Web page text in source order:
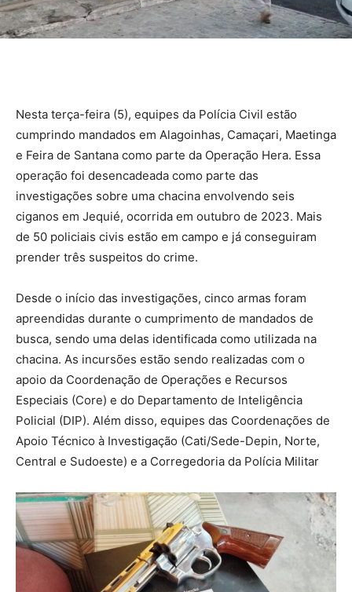
Nesta terça-feira (5), equipes da Polícia Civil estão
cumprindo mandados em Alagoinhas, Camaçari, Maetinga
e Feira de Santana como parte da Operação Hera. Essa
operação foi desencadeada como parte das
investigações sobre uma chacina envolvendo seis
ciganos em Jequié, ocorrida em outubro de 2023. Mais
de 50 policiais civis estão em campo e já conseguiram
prender três suspeitos do crime.
Desde o início das investigações, cinco armas foram
apreendidas durante o cumprimento de mandados de
busca, sendo uma delas identificada como utilizada na
chacina. As incursões estão sendo realizadas com o
apoio da Coordenação de Operações e Recursos
Especiais (Core) e do Departamento de Inteligência
Policial (DIP). Além disso, equipes das Coordenações de
Apoio Técnico à Investigação (Cati/Sede-Depin, Norte,
Central e Sudoeste) e a Corregedoria da Polícia Militar